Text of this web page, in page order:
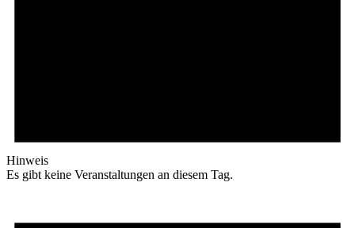
Hinweis
Es gibt keine Veranstaltungen an diesem Tag.